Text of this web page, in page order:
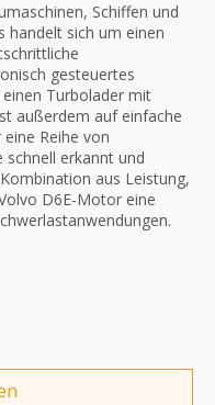
Schiffen und
handelt sich um einen
gesteuertes
Turbolader mit
außerdem auf einfache
Reihe von
erkannt und
aus Leistung,
D6E-Motor eine